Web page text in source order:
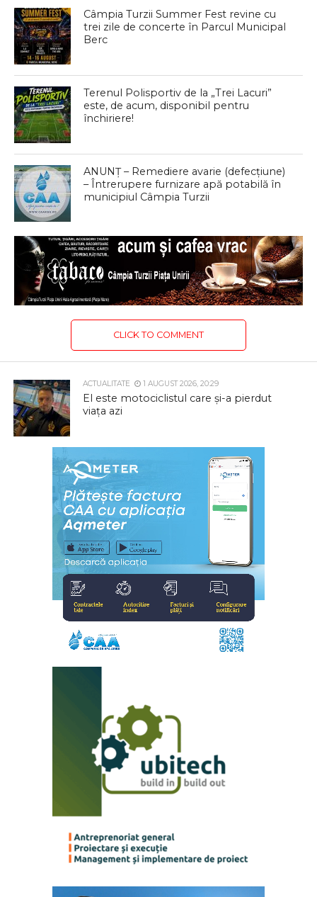
Câmpia Turzii Summer Fest revine cu
trei zile de concerte în Parcul Municipal
Berc
Terenul Polisportiv de la „Trei Lacuri”
este, de acum, disponibil pentru
închiriere!
ANUNȚ – Remediere avarie (defecțiune)
– Întrerupere furnizare apă potabilă în
municipiul Câmpia Turzii
CLICK TO COMMENT
ACTUALITATE 1 AUGUST 2026, 20:29
El este motociclistul care și-a pierdut
viața azi